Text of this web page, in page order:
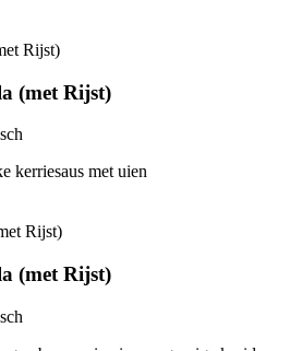
(met Rijst)
kerriesaus met uien
(met Rijst)